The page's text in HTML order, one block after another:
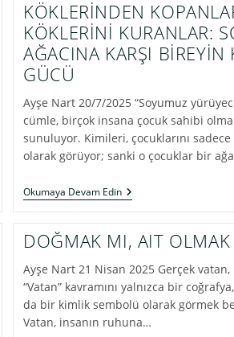
KÖKLERİNDEN
KÖKLERİNİ KURANLAR:
AĞACINA KARŞI BİREYİN
GÜCÜ
Ayşe Nart 20/7/2025 “Soyumuz
cümle, birçok insana çocuk sahibi
sunuluyor. Kimileri, çocuklarını
olarak görüyor; sanki o çocuklar bir
Okumaya Devam EdinKÖKLERİNDEN
KOPANLAR
KURANLAR:
AĞACINA
KARŞI
BİREYİN
KURUCU
GÜCÜ
DOĞMAK MI, AIT
Ayşe Nart 21 Nisan 2025 Gerçek
“Vatan” kavramını yalnızca bir
da bir kimlik sembolü olarak görmek
Vatan, insanın ruhuna…